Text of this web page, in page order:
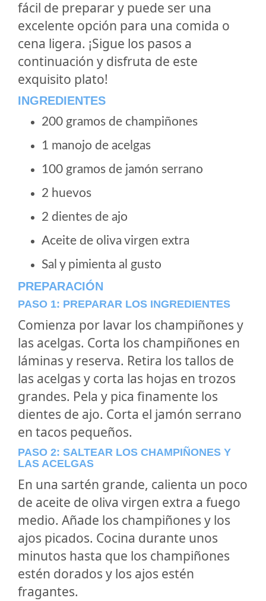
fácil de preparar y puede ser una
excelente opción para una comida o
cena ligera. ¡Sigue los pasos a
continuación y disfruta de este
exquisito plato!
INGREDIENTES
200 gramos de champiñones
1 manojo de acelgas
100 gramos de jamón serrano
2 huevos
2 dientes de ajo
Aceite de oliva virgen extra
Sal y pimienta al gusto
PREPARACIÓN
PASO 1: PREPARAR LOS INGREDIENTES
Comienza por lavar los champiñones y
las acelgas. Corta los champiñones en
láminas y reserva. Retira los tallos de
las acelgas y corta las hojas en trozos
grandes. Pela y pica finamente los
dientes de ajo. Corta el jamón serrano
en tacos pequeños.
PASO 2: SALTEAR LOS CHAMPIÑONES Y
LAS ACELGAS
En una sartén grande, calienta un poco
de aceite de oliva virgen extra a fuego
medio. Añade los champiñones y los
ajos picados. Cocina durante unos
minutos hasta que los champiñones
estén dorados y los ajos estén
fragantes.